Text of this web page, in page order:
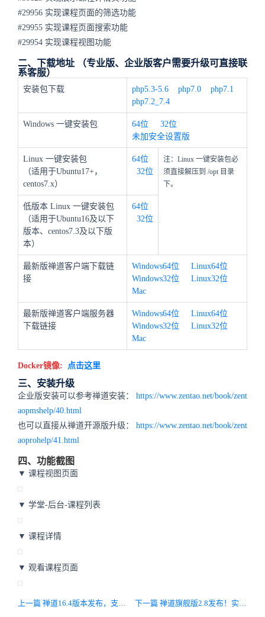
#29956 实现课程页面的筛选功能
#29955 实现课程页面搜索功能
#29954 实现课程视图功能
二、下载地址 （专业版、企业版客户需要升级可直接联
系客服）
安装包下载 php5.3-5.6 php7.0
php7.1
php7.2_7.4
Windows 一键安装包 64位
32位
未加安全设置版
Linux 一键安装包
（适用于Ubuntu17+，
centos7.x）
64位
32位
注：Linux 一键安装包必
须直接解压到 /opt 目录
下。
低版本 Linux 一键安装包
（适用于Ubuntu16及以下
版本、centos7.3及以下版
本）
64位
32位
最新版禅道客户端下载链
接
Windows64位
Linux64位
Windows32位
Linux32位
Mac
最新版禅道客户端服务器
下载链接
Windows64位
Linux64位
Windows32位
Linux32位
Mac
Docker镜像: 点击这里
三、安装升级
企业版安装可以参考禅道安装： https://www.zentao.net/book/zent
aopmshelp/40.html
也可以直接从禅道开源版升级： https://www.zentao.net/book/zent
aoprohelp/41.html
四、功能截图
▼ 课程视图页面
▼ 学堂-后台-课程列表
▼ 课程详情
▼ 观看课程页面
上一篇 禅道16.4版本发布，支持导入Jira数据和SonarQube项目管理 下一篇 禅道旗舰版2.8发布！实现了学堂功能，支持导入Jira数据和SonarQube项目管理